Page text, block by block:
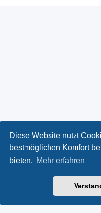
Diese Website nutzt
bestmöglichen Komfort
bieten. Mehr erfahren